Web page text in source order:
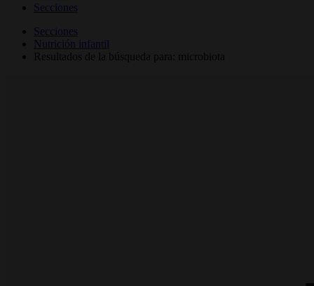
Secciones
Secciones
Nutrición infantil
Resultados de la búsqueda para: microbiota